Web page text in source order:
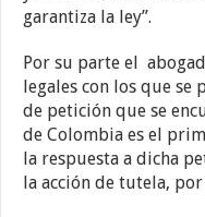
garantiza la ley”.
Por su parte el
legales con los que se
de petición que se
de Colombia es el
la respuesta a dicha
la acción de tutela,